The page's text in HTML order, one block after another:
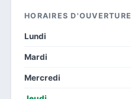
HORAIRES D'OUVERTURE
Lundi
Mardi
Mercredi